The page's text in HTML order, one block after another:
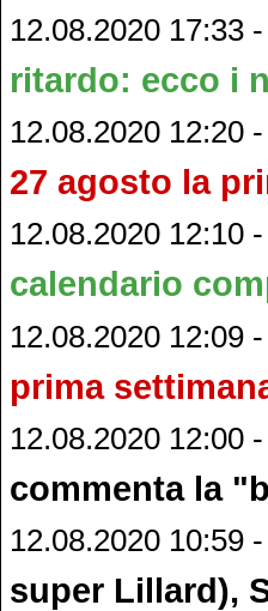
12.08.2020 17:33 -
ritardo: ecco i
12.08.2020 12:20 -
27 agosto la
12.08.2020 12:10 -
calendario
12.08.2020 12:09 -
prima
12.08.2020 12:00 -
commenta la
12.08.2020 10:59 -
super Lillard),